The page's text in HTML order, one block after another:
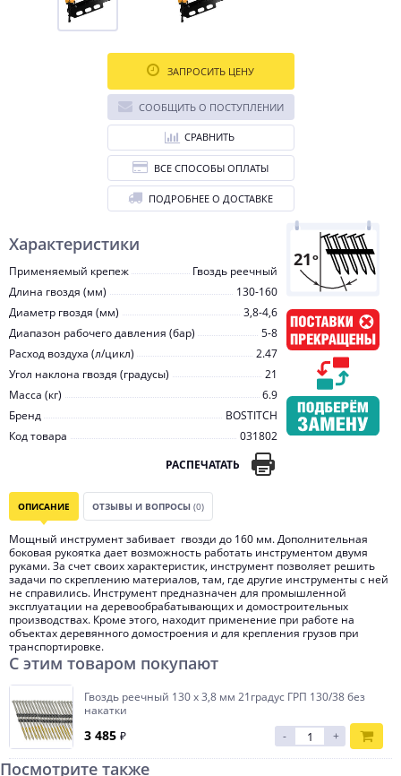
Характеристики
Применяемый крепеж
Гвоздь реечный
Длина гвоздя (мм)
130-160
Диаметр гвоздя (мм)
3,8-4,6
Диапазон рабочего давления (бар)
5-8
Расход воздуха (л/цикл)
2.47
Угол наклона гвоздя (градусы)
21
Масса (кг)
6.9
Бренд
BOSTITCH
Код товара
031802
РАСПЕЧАТАТЬ
ЗАПРОСИТЬ ЦЕНУ
СООБЩИТЬ О ПОСТУПЛЕНИИ
СРАВНИТЬ
ВСЕ СПОСОБЫ ОПЛАТЫ
ПОДРОБНЕЕ О ДОСТАВКЕ
ОПИСАНИЕ ОТЗЫВЫ И ВОПРОСЫ (0)
Мощный инструмент забивает гвозди до 160 мм. Дополнительная
боковая рукоятка дает возможность работать инструментом двумя
руками. За счет своих характеристик, инструмент позволяет решить
задачи по скреплению материалов, там, где другие инструменты с ней
не справились. Инструмент предназначен для промышленной
эксплуатации на деревообрабатывающих и домостроительных
производствах. Кроме этого, находит применение при работе на
объектах деревянного домостроения и для крепления грузов при
транспортировке.
С этим товаром покупают
Гвоздь реечный 130 х 3,8 мм 21градус ГРП 130/38 без
накатки
3 485 ₽ - +
Посмотрите также